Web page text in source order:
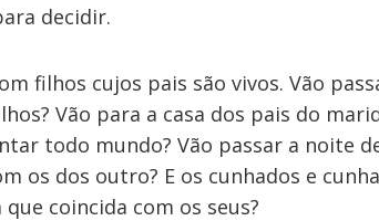
decidir.
filhos cujos pais são vivos. Vão
Vão para a casa dos pais do
todo mundo? Vão passar a noite
os dos outro? E os cunhados e
coincida com os seus?